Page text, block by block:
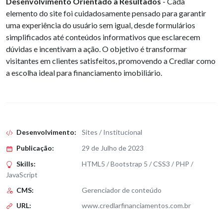
elemento do site foi cuidadosamente pensado para garantir
uma experiência do usuário sem igual, desde formulários
simplificados até conteúdos informativos que esclarecem
dúvidas e incentivam a ação. O objetivo é transformar
visitantes em clientes satisfeitos, promovendo a Credlar como
a escolha ideal para financiamento imobiliário.
Desenvolvimento:
Sites / Institucional
Publicação:
29 de Julho de 2023
Skills:
HTML5 / Bootstrap 5 / CSS3 / PHP /
JavaScript
CMS:
Gerenciador de conteúdo
URL:
www.credlarfinanciamentos.com.br